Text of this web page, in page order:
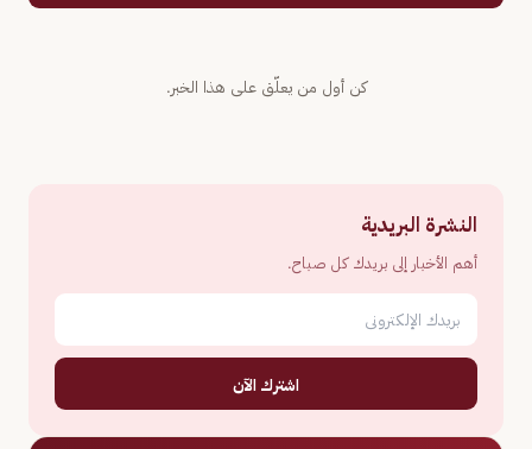
كن أول من يعلّق على هذا الخبر.
النشرة البريدية
أهم الأخبار إلى بريدك كل صباح.
اشترك الآن